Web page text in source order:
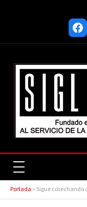
Portada » Sigue